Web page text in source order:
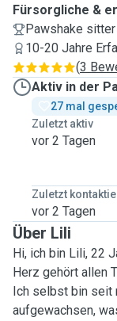
Fürsorgliche &
Pawshake
10-20 Jahre
(3
Aktiv in der
27 mal
Zuletzt aktiv
vor 2 Tagen
Zuletzt
vor 2 Tagen
Über Lili
Hi, ich bin Lili, 22
Herz gehört allen
Ich selbst bin seit
aufgewachsen,